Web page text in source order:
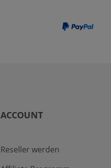
ACCOUNT
Reseller werden